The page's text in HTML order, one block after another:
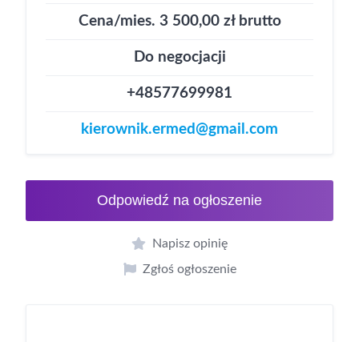
Cena/mies. 3 500,00 zł brutto
Do negocjacji
+48577699981
kierownik.ermed@gmail.com
Odpowiedź na ogłoszenie
Napisz opinię
Zgłoś ogłoszenie